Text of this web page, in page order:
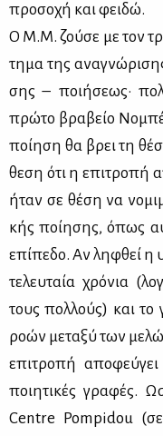
προ­σο­χή και φει­δώ.
Ο Μ.Μ. ζού­σε με τον
τη­μα της
σης – ποι­ή­σε­ως·
πρώ­το βρα­βείο
ποί­η­ση θα βρει τη
θε­ση ότι η επι­τρο­πή
ήταν σε θέ­ση να
κής ποί­η­σης, όπως
επί­πε­δο. Αν λη­φθεί
τε­λευ­ταία χρό­νια
τους πολ­λούς) και
ρο­ών με­τα­ξύ των
επι­τρο­πή απο­φεύ­γει
ποι­η­τι­κές γρα­φές.
Centre Pompidou